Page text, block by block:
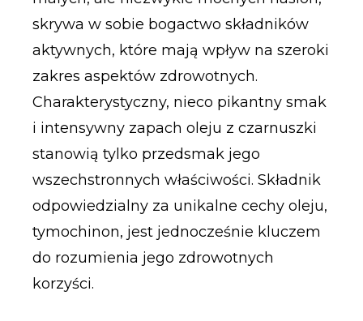
skrywa w sobie bogactwo składników
aktywnych, które mają wpływ na szeroki
zakres aspektów zdrowotnych.
Charakterystyczny, nieco pikantny smak
i intensywny zapach oleju z czarnuszki
stanowią tylko przedsmak jego
wszechstronnych właściwości. Składnik
odpowiedzialny za unikalne cechy oleju,
tymochinon, jest jednocześnie kluczem
do rozumienia jego zdrowotnych
korzyści.